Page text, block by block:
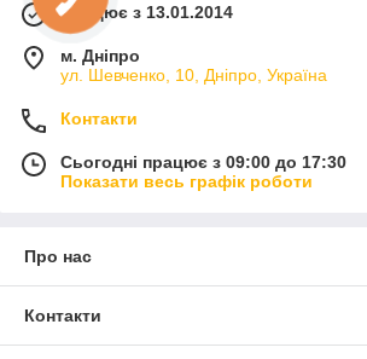
Працює з 13.01.2014
м. Дніпро
ул. Шевченко, 10, Дніпро, Україна
Контакти
Сьогодні працює з 09:00 до 17:30
Показати весь графік роботи
Про нас
Контакти